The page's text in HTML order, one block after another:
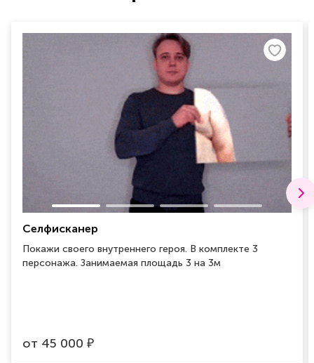
Селфисканер
Покажи своего внутреннего героя. В комплекте 3
персонажа. Занимаемая площадь 3 на 3м
от 45 000 ₽